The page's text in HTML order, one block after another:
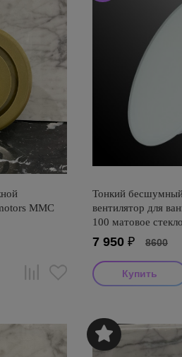
ММC
Тонкий
вентилятор для
100 матовое
7 950 ₽ 8600